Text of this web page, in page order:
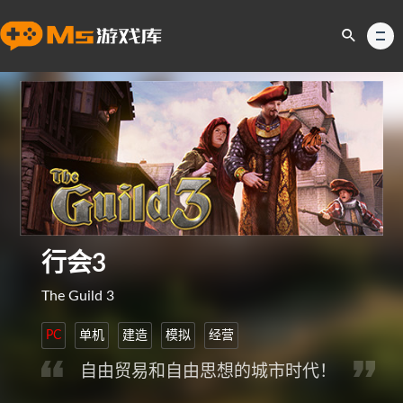
行会3
The Guild 3
PC 单机 建造 模拟 经营
自由贸易和自由思想的城市时代！